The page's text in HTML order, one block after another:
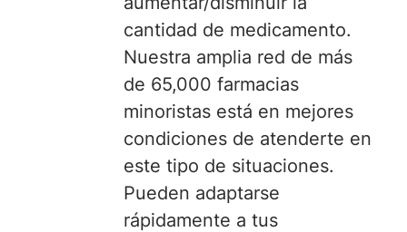
cantidad de medicamento.
Nuestra amplia red de más
de 65,000 farmacias
minoristas está en mejores
condiciones de atenderte en
este tipo de situaciones.
Pueden adaptarse
rápidamente a tus